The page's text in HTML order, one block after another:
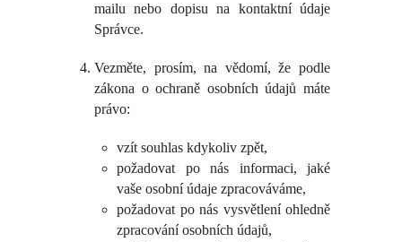
mailu nebo dopisu na kontaktní údaje
Správce.
Vezměte, prosím, na vědomí, že podle
zákona o ochraně osobních údajů máte
právo:
vzít souhlas kdykoliv zpět,
požadovat po nás informaci, jaké
vaše osobní údaje zpracováváme,
požadovat po nás vysvětlení ohledně
zpracování osobních údajů,